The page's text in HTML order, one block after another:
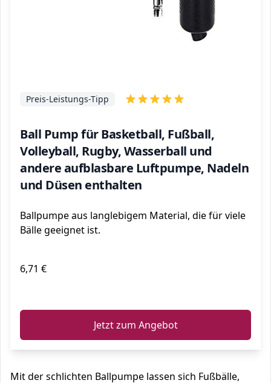
Ball Pump für Basketball, Fußball,
Volleyball, Rugby, Wasserball und
andere aufblasbare Luftpumpe, Nadeln
und Düsen enthalten
Preis-Leistungs-Tipp
Ballpumpe aus langlebigem Material, die für viele
Bälle geeignet ist.
6,71 €
Jetzt zum Angebot
Mit der schlichten Ballpumpe lassen sich Fußbälle,